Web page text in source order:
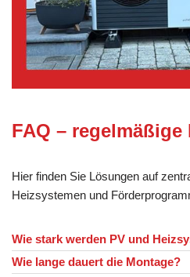
FAQ – regelmäßige
Hier finden Sie Lösungen auf
Heizsystemen und
Wie stark werden PV und
Wie lange dauert die Montage?